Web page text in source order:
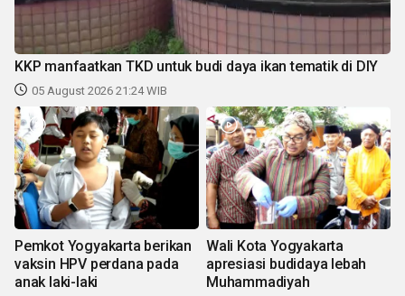
KKP manfaatkan TKD untuk budi daya ikan tematik di DIY
05 August 2026 21:24 WIB
Pemkot Yogyakarta berikan
vaksin HPV perdana pada
anak laki-laki
Wali Kota Yogyakarta
apresiasi budidaya lebah
Muhammadiyah